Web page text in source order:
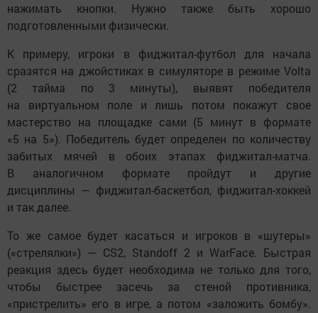
нажимать кнопки. Нужно также быть хорошо
подготовленными физически.
К примеру, игроки в фиджитал-футбол для начала
сразятся на джойстиках в симуляторе в режиме Volta
(2 тайма по 3 минуты), выявят победителя
на виртуальном поле и лишь потом покажут свое
мастерство на площадке сами (5 минут в формате
«5 на 5»). Победитель будет определен по количеству
забитых мячей в обоих этапах фиджитал-матча.
В аналогичном формате пройдут и другие
дисциплины — фиджитал-баскетбол, фиджитал-хоккей
и так далее.
То же самое будет касаться и игроков в «шутеры»
(«стрелялки») — CS2, Standoff 2 и WarFace. Быстрая
реакция здесь будет необходима не только для того,
чтобы быстрее засечь за стеной противника,
«пристрелить» его в игре, а потом «заложить бомбу».